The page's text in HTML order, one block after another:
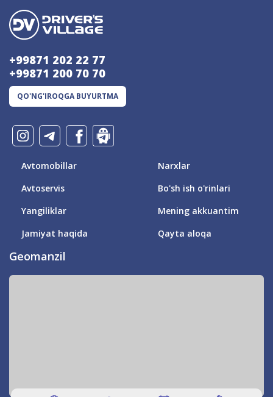
+99871 202 22 77
+99871 200 70 70
QO'NG'IROQGA BUYURTMA
Avtomobillar
Avtoservis
Yangiliklar
Jamiyat haqida
Narxlar
Bo'sh ish o'rinlari
Mening akkuantim
Qayta aloqa
Geomanzil